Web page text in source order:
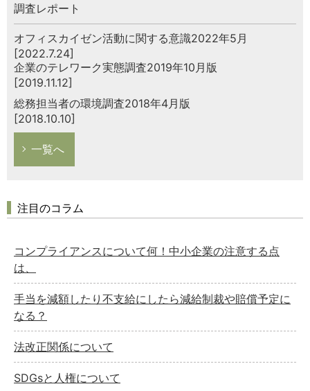
調査レポート
オフィスカイゼン活動に関する意識2022年5月
[2022.7.24]
企業のテレワーク実態調査2019年10月版
[2019.11.12]
総務担当者の環境調査2018年4月版
[2018.10.10]
一覧へ
注目のコラム
コンプライアンスについて何！中小企業の注意する点
は、
手当を減額したり不支給にしたら減給制裁や賠償予定に
なる？
法改正関係について
SDGsと人権について